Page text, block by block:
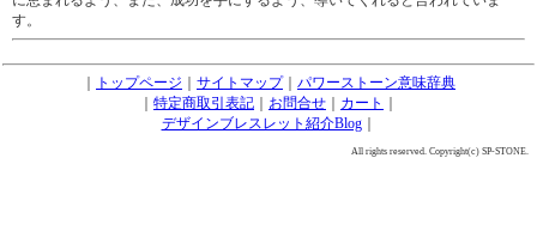
す。
｜ トップページ ｜ サイトマップ｜ パワーストーン意味辞典
｜ 特定商取引表記 ｜ お問合せ ｜ カート ｜
デザインブレスレット紹介Blog｜
All rights reserved. Copyright(c) SP-STONE.